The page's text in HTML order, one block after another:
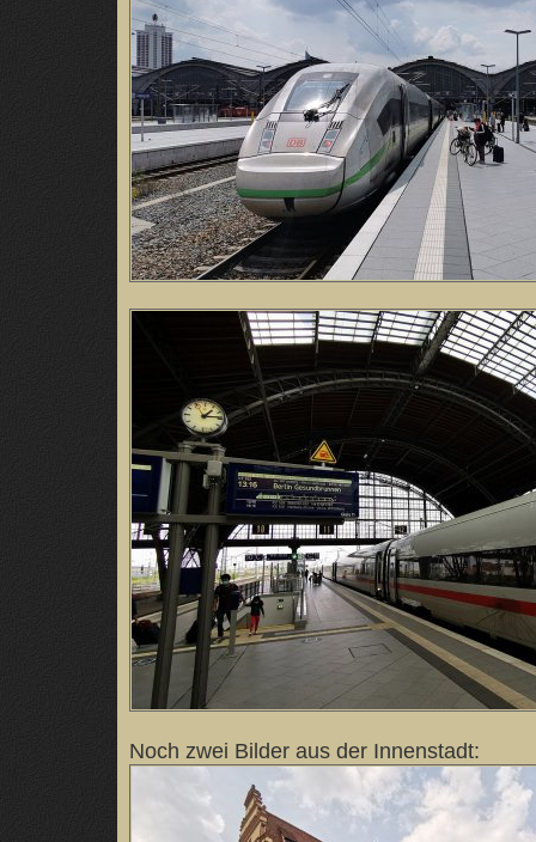
Noch zwei Bilder aus der Innenstadt: